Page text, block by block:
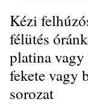
Kézi
félütés
platina
fekete vagy
sorozat